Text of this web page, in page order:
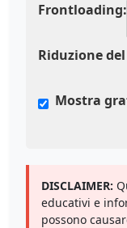
Frontloading:
Riduzione
Mostra
DISCLAIMER:
educativi e
possono